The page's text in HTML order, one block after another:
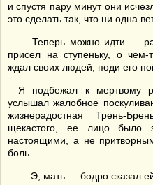
и спустя пару минут они
это сделать так, что ни одна
— Теперь можно идти —
присел на ступеньку, о
ждал своих людей, поди его
Я подбежал к мертвому
услышал жалобное
жизнерадостная Трень-
щекастого, ее лицо было
настоящими, а не
боль.
— Э, мать — бодро сказал